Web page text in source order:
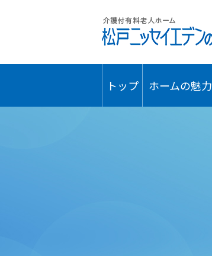
トップ ホームの魅力